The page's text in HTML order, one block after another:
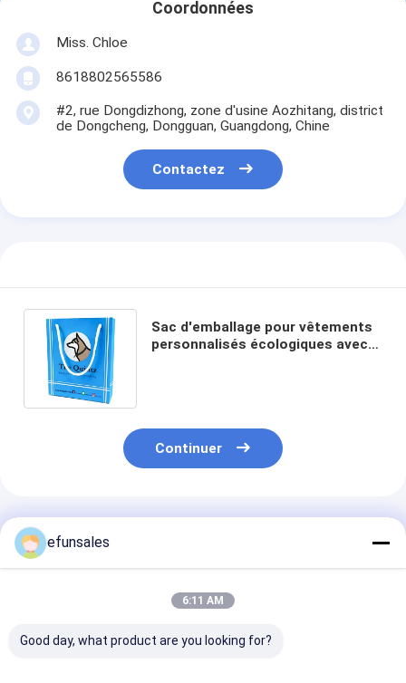
Coordonnées
Miss. Chloe
8618802565586
#2, rue Dongdizhong, zone d'usine Aozhitang, district
de Dongcheng, Dongguan, Guangdong, Chine
Contactez
Sac d'emballage pour vêtements
personnalisés écologiques avec
Continuer
Produits Recommandés
efunsales
6:11 AM
Good day, what product are you looking for?